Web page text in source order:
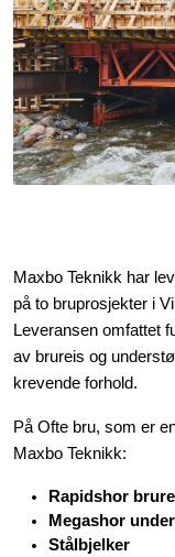
Maxbo Teknikk har
på to bruprosjekter i
Leveransen omfattet
av brureis og
krevende forhold.
På Ofte bru, som er
Maxbo Teknikk:
Rapidshor
Megashor
Stålbjelker
HMS
Innstøpningsgods
Mur og mørtel
Vanntetting
Verktøy og tilbehør
Tjenester
Prosjekter